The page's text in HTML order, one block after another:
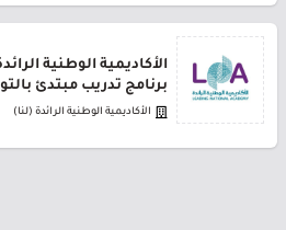
الأكاديمية الوطنية
برنامج تدريب مبتدئ
الأكاديمية الوطنية الرائدة (لنا)